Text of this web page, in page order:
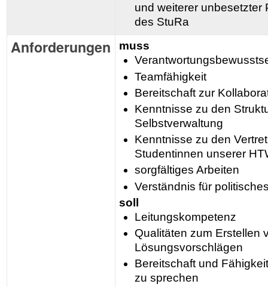
und weiterer unbesetzter
des StuRa
Anforderungen
muss
Teamfähigkeit
Bereitschaft zur
Kenntnisse zu den
Selbstverwaltung
Kenntnisse zu den
Studentinnen unserer
sorgfältiges Arbeiten
Verständnis für
soll
Leitungskompetenz
Qualitäten zum Erstellen
Lösungsvorschlägen
Bereitschaft und
zu sprechen